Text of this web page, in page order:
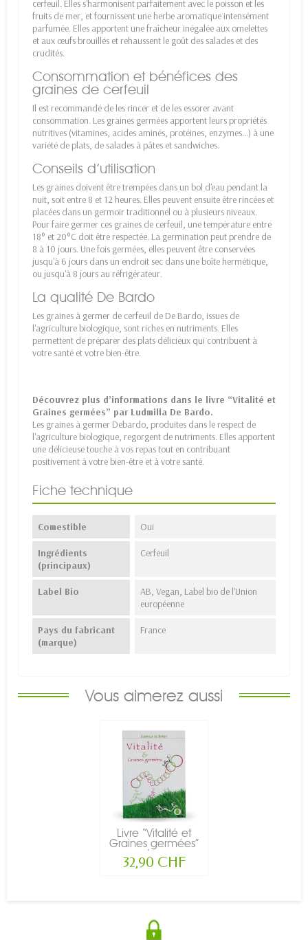
cerfeuil. Elles s'harmonisent parfaitement avec le poisson et les
fruits de mer, et fournissent une herbe aromatique intensément
parfumée. Elles apportent une fraîcheur inégalée aux omelettes
et aux œufs brouillés et rehaussent le goût des salades et des
crudités.
Consommation et bénéfices des
graines de cerfeuil
Il est recommandé de les rincer et de les essorer avant
consommation. Les graines germées apportent leurs propriétés
nutritives (vitamines, acides aminés, protéines, enzymes...) à une
variété de plats, de salades à pâtes et sandwiches.
Conseils d’utilisation
Les graines doivent être trempées dans un bol d'eau pendant la
nuit, soit entre 8 et 12 heures. Elles peuvent ensuite être rincées et
placées dans un germoir traditionnel ou à plusieurs niveaux.
Pour faire germer ces graines de cerfeuil, une température entre
18° et 20°C doit être respectée. La germination peut prendre de
8 à 10 jours. Une fois germées, elles peuvent être conservées
jusqu'à 6 jours dans un endroit sec dans une boîte hermétique,
ou jusqu'à 8 jours au réfrigérateur.
La qualité De Bardo
Les graines à germer de cerfeuil de De Bardo, issues de
l'agriculture biologique, sont riches en nutriments. Elles
permettent de préparer des plats délicieux qui contribuent à
votre santé et votre bien-être.
Découvrez plus d’informations dans le livre “Vitalité et
Graines germées” par Ludmilla De Bardo.
Les graines à germer Debardo, produites dans le respect de
l'agriculture biologique, regorgent de nutriments. Elles apportent
une délicieuse touche à vos repas tout en contribuant
positivement à votre bien-être et à votre santé.
Fiche technique
Comestible Oui
Ingrédients
(principaux)
Cerfeuil
Label Bio
AB, Vegan, Label bio de l'Union
européenne
Pays du fabricant
(marque)
France
Vous aimerez aussi
Livre “Vitalité et
Graines germées”
de...
32,90 CHF